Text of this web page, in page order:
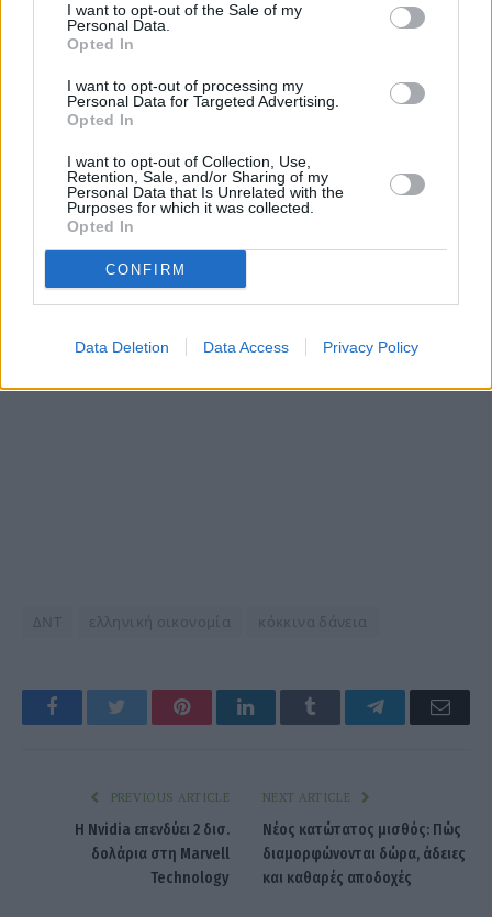
I want to opt-out of the Sale of my
Personal Data.
Opted In
I want to opt-out of processing my
Personal Data for Targeted Advertising.
Opted In
I want to opt-out of Collection, Use,
Retention, Sale, and/or Sharing of my
Personal Data that Is Unrelated with the
Purposes for which it was collected.
Opted In
CONFIRM
Data Deletion Data Access Privacy Policy
ΔΝΤ ελληνική οικονομία κόκκινα δάνεια
Facebook Twitter PinterestLinkedIn Tumblr Telegram
PREVIOUS ARTICLE
Η Nvidia επενδύει 2 δισ.
δολάρια στη Marvell
Technology
NEXT ARTICLE
Νέος κατώτατος μισθός: Πώς
διαμορφώνονται δώρα, άδειες
και καθαρές αποδοχές